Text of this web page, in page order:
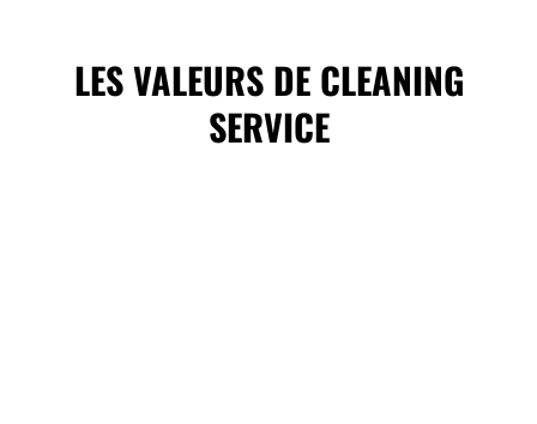
LES VALEURS DE CLEANING
SERVICE